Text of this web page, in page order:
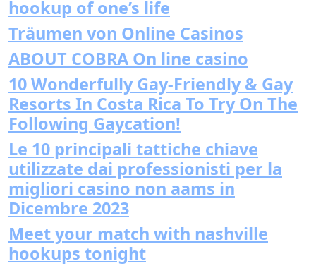
hookup of one’s life
Träumen von Online Casinos
ABOUT COBRA On line casino
10 Wonderfully Gay-Friendly & Gay
Resorts In Costa Rica To Try On The
Following Gaycation!
Le 10 principali tattiche chiave
utilizzate dai professionisti per la
migliori casino non aams in
Dicembre 2023
Meet your match with nashville
hookups tonight